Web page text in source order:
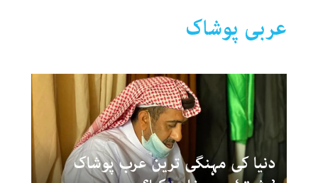
عربی پوشاک
دنیا کی مہنگی ترین عرب پوشاک